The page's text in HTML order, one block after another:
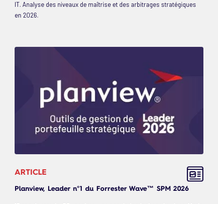
IT. Analyse des niveaux de maîtrise et des arbitrages stratégiques
en 2026.
ARTICLE
Planview, Leader n°1 du Forrester Wave™ SPM 2026